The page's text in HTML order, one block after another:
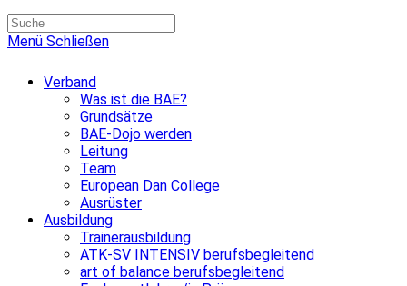
Menü Schließen
Verband
Was ist die BAE?
Grundsätze
BAE-Dojo werden
Leitung
Team
European Dan College
Ausrüster
Ausbildung
Trainerausbildung
ATK-SV INTENSIV berufsbegleitend
art of balance berufsbegleitend